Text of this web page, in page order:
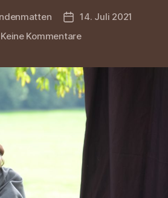
Beitragsdatum
14. Juli 2021
Keine Kommentarezu